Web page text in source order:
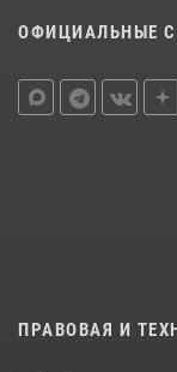
ОФИЦИАЛЬНЫЕ
ПРАВОВАЯ И